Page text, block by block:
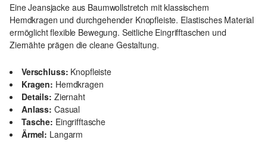
Eine Jeansjacke aus Baumwollstretch mit klassischem
Hemdkragen und durchgehender Knopfleiste. Elastisches Material
ermöglicht flexible Bewegung. Seitliche Eingrifftaschen und
Ziernähte prägen die cleane Gestaltung.
Verschluss: Knopfleiste
Kragen: Hemdkragen
Details: Ziernaht
Anlass: Casual
Tasche: Eingrifftasche
Ärmel: Langarm